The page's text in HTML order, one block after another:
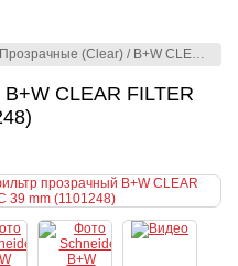
Прозрачные (Clear) / B+W CLEAR FILTER MRC BASIC
CLEAR FILTER